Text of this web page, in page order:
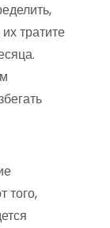
тратите
того,